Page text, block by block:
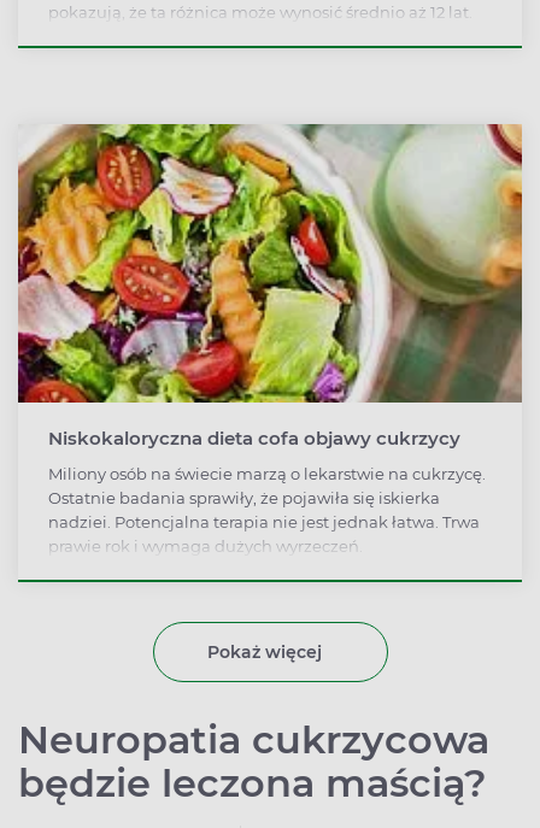
pokazują, że ta różnica może wynosić średnio aż 12 lat.
Niskokaloryczna dieta cofa objawy cukrzycy
Miliony osób na świecie marzą o lekarstwie na cukrzycę.
Ostatnie badania sprawiły, że pojawiła się iskierka
nadziei. Potencjalna terapia nie jest jednak łatwa. Trwa
prawie rok i wymaga dużych wyrzeczeń.
Pokaż więcej
Neuropatia cukrzycowa
będzie leczona maścią?